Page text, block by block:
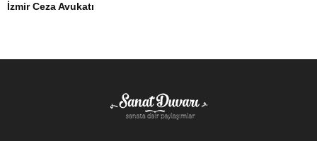
İzmir Ceza Avukatı